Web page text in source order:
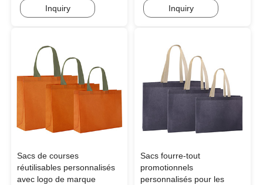
Inquiry Inquiry
Sacs de courses
réutilisables personnalisés
avec logo de marque
Sacs fourre-tout
promotionnels
personnalisés pour les